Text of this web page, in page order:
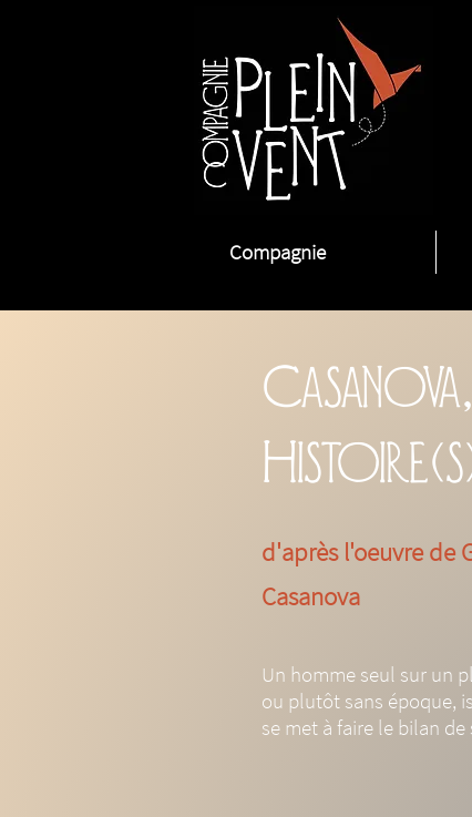
Compagnie
Casanova,
d'après l'oeuvre de
Casanova ​
Un homme seul sur un
ou plutôt sans époque,
se met à faire le bilan de